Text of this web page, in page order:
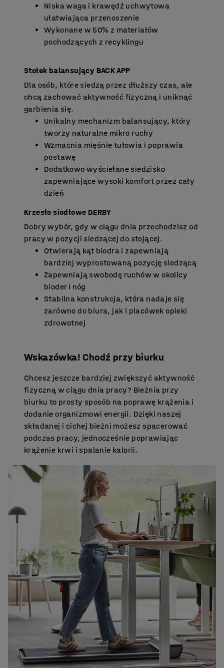
Niska waga i krawędź uchwytowa
ułatwiająca przenoszenie
Wykonane w 50% z materiałów
pochodzących z recyklingu
Stołek balansujący BACK APP
Dla osób, które siedzą przez dłuższy czas, ale
chcą zachować aktywność fizyczną i uniknąć
garbienia się.
Unikalny mechanizm balansujący, który
tworzy naturalne mikro ruchy
Wzmacnia mięśnie tułowia i poprawia
postawę
Dodatkowo wyściełane siedzisko
zapewniające wysoki komfort przez cały
dzień
Krzesło siodłowe DERBY
Dobry wybór, gdy w ciągu dnia przechodzisz od
pracy w pozycji siedzącej do stojącej.
Otwierają kąt biodra i zapewniają
bardziej wyprostowaną pozycję siedzącą
Zapewniają swobodę ruchów w okolicy
bioder i nóg
Stabilna konstrukcja, która nadaje się
zarówno do biura, jak i placówek opieki
zdrowotnej
Wskazówka! Chodź przy biurku
Chcesz jeszcze bardziej zwiększyć aktywność
fizyczną w ciągu dnia pracy? Bieżnia przy
biurku to prosty sposób na poprawę krążenia i
dodanie organizmowi energii. Dzięki naszej
składanej i cichej bieżni możesz spacerować
podczas pracy, jednocześnie poprawiając
krążenie krwi i spalanie kalorii.